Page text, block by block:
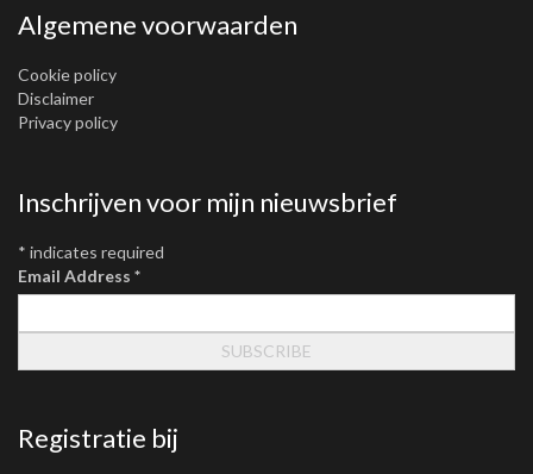
Algemene voorwaarden
Cookie policy
Disclaimer
Privacy policy
Inschrijven voor mijn nieuwsbrief
* indicates required
Email Address *
Registratie bij